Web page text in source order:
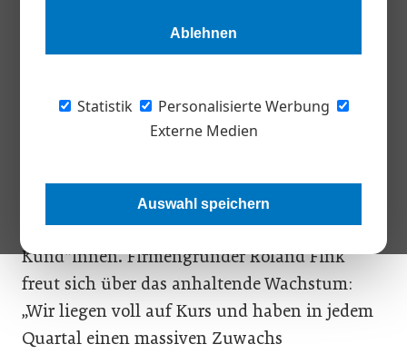
Ablehnen
Statistik
Personalisierte Werbung
Externe Medien
Auswahl speichern
Der neue Standort am Wiener Universitätsring soll vor allem
als „Hub“ für Startups dienen und der Softwareentwicklung
verleihen.
und Ulm betreibt mehr als 40 verschiedene
Shop-Portale mit mehr als 1 Million aktiven
Kund*innen. Firmengründer Roland Fink
freut sich über das anhaltende Wachstum:
„Wir liegen voll auf Kurs und haben in jedem
Quartal einen massiven Zuwachs